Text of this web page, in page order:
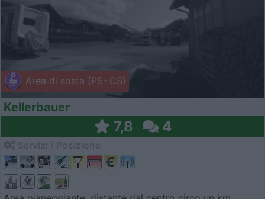
Area di sosta (PS+CS)
Kellerbauer
7,8 4